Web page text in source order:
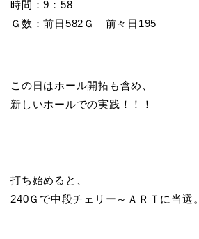
時間：9：58
Ｇ数：前日582Ｇ 前々日195
この日はホール開拓も含め、
新しいホールでの実践！！！
打ち始めると、
240Ｇで中段チェリー～ＡＲＴに当選。